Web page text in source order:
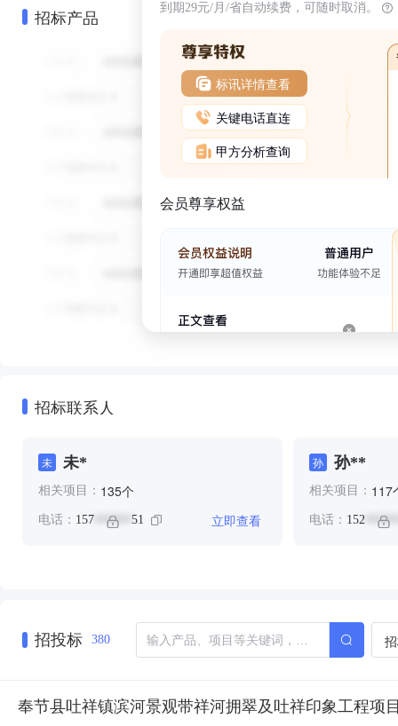
招标产品 到期29元/月/省自动续费，可随时取消。
标讯详情查看
关键电话直连
甲方分析查询
会员尊享权益
招标联系人
未 未*
相关项目： 135个
电话： 157 ****** 51 立即查看
孙 孙**
相关项目： 117
电话： 152
招投标 380
奉节县吐祥镇滨河景观带祥河拥翠及吐祥印象工程项